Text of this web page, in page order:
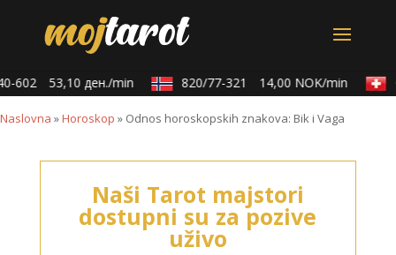
602 53,10 ден./min 820/77-321 14,00 NOK/min
Naslovna »Horoskop » Odnos horoskopskih znakova: Bik i Vaga
Naši Tarot majstori
dostupni su za pozive
uživo